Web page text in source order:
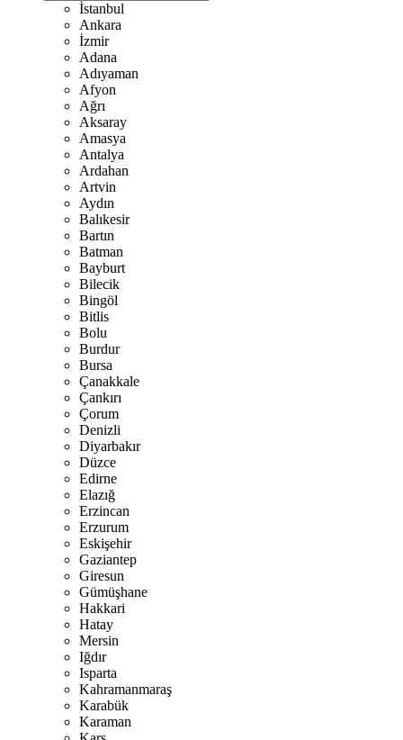
İstanbul
Ankara
İzmir
Adana
Adıyaman
Afyon
Ağrı
Aksaray
Amasya
Antalya
Ardahan
Artvin
Aydın
Balıkesir
Bartın
Batman
Bayburt
Bilecik
Bingöl
Bitlis
Bolu
Burdur
Bursa
Çanakkale
Çankırı
Çorum
Denizli
Diyarbakır
Düzce
Edirne
Elazığ
Erzincan
Erzurum
Eskişehir
Gaziantep
Giresun
Gümüşhane
Hakkari
Hatay
Mersin
Iğdır
Isparta
Kahramanmaraş
Karabük
Karaman